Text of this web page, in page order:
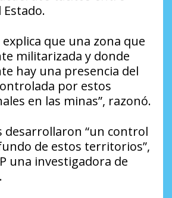
explica que una zona que
militarizada y donde
hay una presencia del
por estos
en las minas”, razonó.
desarrollaron “un control
de estos territorios”,
una investigadora de